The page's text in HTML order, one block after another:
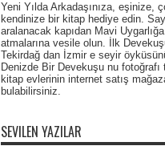
Yeni Yılda Arkadaşınıza, eşinize,
kendinize bir kitap hediye edin.
aralanacak kapıdan Mavi Uygarlığa
atmalarına vesile olun. İlk
Tekirdağ dan İzmir e seyir
Denizde Bir Devekuşu nu fotoğrafı
kitap evlerinin internet satış
bulabilirsiniz.
SEVILEN YAZILAR